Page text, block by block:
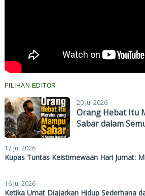
PILIHAN EDITOR
20 Jul 2026
Orang Hebat Itu
Sabar dalam
17 Jul 2026
Kupas Tuntas Keistimewaan Hari Jumat:
16 Jul 2026
Ketika Umat Diajarkan Hidup Sederhana